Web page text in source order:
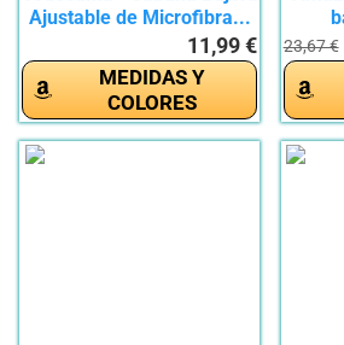
Ajustable de Microfibra...
11,99 €
MEDIDAS Y
COLORES
23,67 €